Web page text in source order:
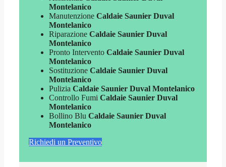
Montelanico
Manutenzione Caldaie Saunier Duval
Montelanico
Riparazione Caldaie Saunier Duval
Montelanico
Pronto Intervento Caldaie Saunier Duval
Montelanico
Sostituzione Caldaie Saunier Duval
Montelanico
Pulizia Caldaie Saunier Duval Montelanico
Controllo Fumi Caldaie Saunier Duval
Montelanico
Bollino Blu Caldaie Saunier Duval
Montelanico
Richiedi un Preventivo